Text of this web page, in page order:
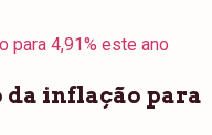
da inflação para